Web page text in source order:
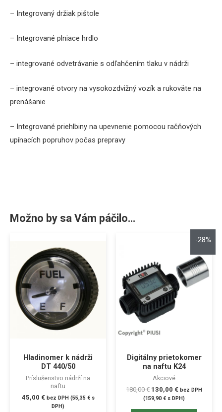
– Integrovaný držiak pištole
– Integrované plniace hrdlo
– integrované odvetrávanie s odľahčením tlaku v nádrži
– integrované otvory na vysokozdvižný vozík a rukoväte na
prenášanie
– Integrované priehlbiny na upevnenie pomocou račňových
upínacích popruhov počas prepravy
Možno by sa Vám páčilo…
Hladinomer k nádrži
DT 440/50
Príslušenstvo nádrží na
naftu
45,00 € bez DPH (55,35 €s
DPH)
-28%
Digitálny prietokomer
na naftu K24
Akciové
180,00€ 130,00 € bez DPH
(159,90€ s DPH)